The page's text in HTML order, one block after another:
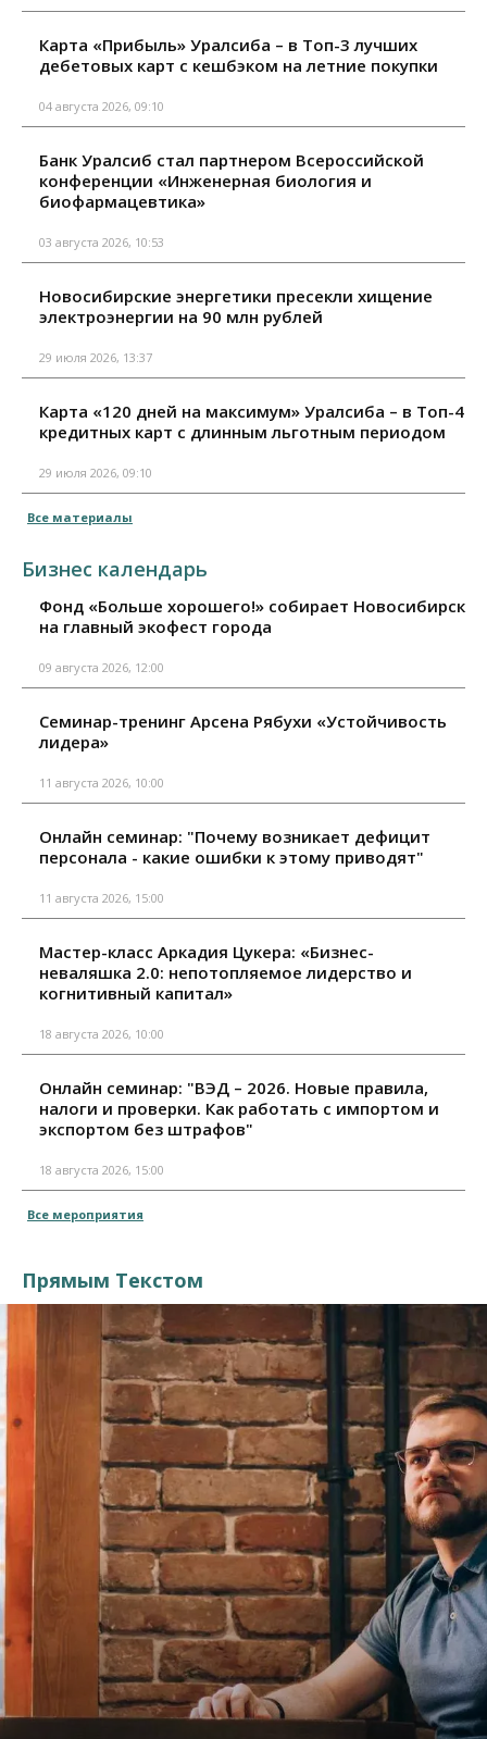
Карта «Прибыль» Уралсиба – в Топ-3 лучших
дебетовых карт с кешбэком на летние покупки
04 августа 2026, 09:10
Банк Уралсиб стал партнером Всероссийской
конференции «Инженерная биология и
биофармацевтика»
03 августа 2026, 10:53
Новосибирские энергетики пресекли хищение
электроэнергии на 90 млн рублей
29 июля 2026, 13:37
Карта «120 дней на максимум» Уралсиба – в Топ-4
кредитных карт с длинным льготным периодом
29 июля 2026, 09:10
Все материалы
Бизнес календарь
Фонд «Больше хорошего!» собирает Новосибирск
на главный экофест города
09 августа 2026, 12:00
Семинар-тренинг Арсена Рябухи «Устойчивость
лидера»
11 августа 2026, 10:00
Онлайн семинар: "Почему возникает дефицит
персонала - какие ошибки к этому приводят"
11 августа 2026, 15:00
Мастер-класс Аркадия Цукера: «Бизнес-
неваляшка 2.0: непотопляемое лидерство и
когнитивный капитал»
18 августа 2026, 10:00
Онлайн семинар: "ВЭД – 2026. Новые правила,
налоги и проверки. Как работать с импортом и
экспортом без штрафов"
18 августа 2026, 15:00
Все мероприятия
Прямым Текстом